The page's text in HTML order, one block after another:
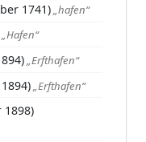
1741)„hafen“
„Hafen“
„Erfthafen“
„Erfthafen“
1898)